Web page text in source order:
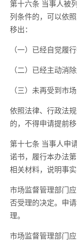
第十六条 当事人被
列条件的，可以依
移出：
（一）已经自觉履
（二）已经主动消
（三）未再受到市
依照法律、行政法
的，不得申请提前移
第十七条 当事人申
诺书，履行本办法
相关材料，说明事实
市场监督管理部门
否受理的决定。申
理。
市场监督管理部门